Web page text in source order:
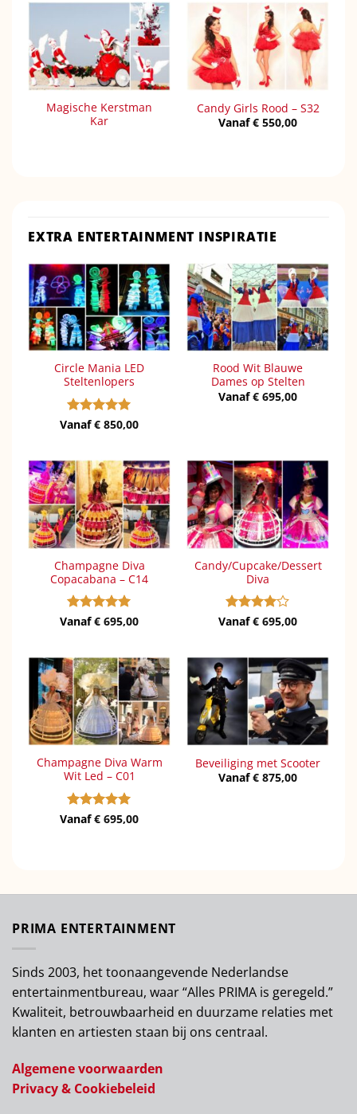
Magische Kerstman
Kar
Candy Girls Rood – S32
Vanaf€ 550,00
EXTRA ENTERTAINMENT INSPIRATIE
Circle Mania LED
Steltenlopers
Gewaardeerd
Vanaf€ 850,00
Rood Wit Blauwe
Dames op Stelten
Vanaf€ 695,00
Champagne Diva
Copacabana – C14
Gewaardeerd
Vanaf€ 695,00
Candy/Cupcake/Dessert
Diva
Gewaardeerd
Vanaf€ 695,00
Champagne Diva Warm
Wit Led – C01
Gewaardeerd
Vanaf€ 695,00
Beveiliging met Scooter
Vanaf€ 875,00
PRIMA ENTERTAINMENT
Sinds 2003, het toonaangevende Nederlandse
entertainmentbureau, waar “Alles PRIMA is geregeld.”
Kwaliteit, betrouwbaarheid en duurzame relaties met
klanten en artiesten staan bij ons centraal.
Algemene voorwaarden
Privacy & Cookiebeleid